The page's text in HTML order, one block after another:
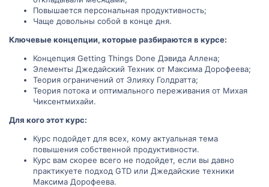
Повышается персональная продуктивность;
Чаще довольны собой в конце дня.
Ключевые концепции, которые разбираются в курсе:
Концепция Getting Things Done Дэвида Аллена;
Элементы Джедайский Техник от Максима Дорофеева;
Теория ограничений от Элияху Голдратта;
Теория потока и оптимального переживания от Михая
Чиксентмихайи.
Для кого этот курс:
Курс подойдет для всех, кому актуальная тема
повышения собственной продуктивности.
Курс вам скорее всего не подойдет, если вы давно
практикуете подход GTD или Джедайские техники
Максима Дорофеева.